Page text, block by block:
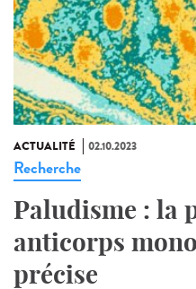
ACTUALITÉ 02.10.2023
Recherche
Paludisme : la
anticorps
précise